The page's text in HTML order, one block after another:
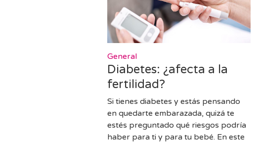
General
Diabetes: ¿afecta a la
fertilidad?
Si tienes diabetes y estás pensando
en quedarte embarazada, quizá te
estés preguntado qué riesgos podría
haber para ti y para tu bebé. En este